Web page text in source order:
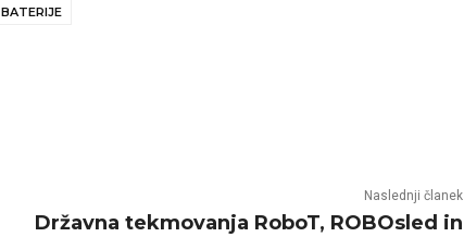
BATERIJE
Naslednji članek
Državna tekmovanja RoboT, ROBOsled in